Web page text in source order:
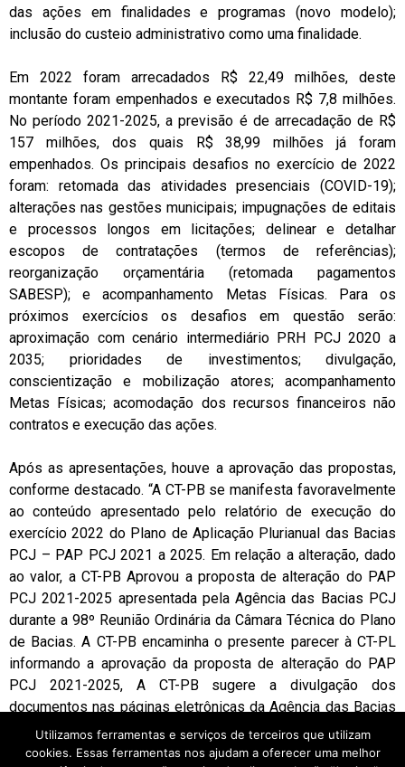
das ações em finalidades e programas (novo modelo);
inclusão do custeio administrativo como uma finalidade.
Em 2022 foram arrecadados R$ 22,49 milhões, deste
montante foram empenhados e executados R$ 7,8 milhões.
No período 2021-2025, a previsão é de arrecadação de R$
157 milhões, dos quais R$ 38,99 milhões já foram
empenhados. Os principais desafios no exercício de 2022
foram: retomada das atividades presenciais (COVID-19);
alterações nas gestões municipais; impugnações de editais
e processos longos em licitações; delinear e detalhar
escopos de contratações (termos de referências);
reorganização orçamentária (retomada pagamentos
SABESP); e acompanhamento Metas Físicas. Para os
próximos exercícios os desafios em questão serão:
aproximação com cenário intermediário PRH PCJ 2020 a
2035; prioridades de investimentos; divulgação,
conscientização e mobilização atores; acompanhamento
Metas Físicas; acomodação dos recursos financeiros não
contratos e execução das ações.
Após as apresentações, houve a aprovação das propostas,
conforme destacado. “A CT-PB se manifesta favoravelmente
ao conteúdo apresentado pelo relatório de execução do
exercício 2022 do Plano de Aplicação Plurianual das Bacias
PCJ – PAP PCJ 2021 a 2025. Em relação a alteração, dado
ao valor, a CT-PB Aprovou a proposta de alteração do PAP
PCJ 2021-2025 apresentada pela Agência das Bacias PCJ
durante a 98º Reunião Ordinária da Câmara Técnica do Plano
de Bacias. A CT-PB encaminha o presente parecer à CT-PL
informando a aprovação da proposta de alteração do PAP
PCJ 2021-2025, A CT-PB sugere a divulgação dos
documentos nas páginas eletrônicas da Agência das Bacias
PCJ e dos Comitês PCJ conforme Artº 2 da Deliberação
417/2022”. 03/03/2023 09:00 CT-PL: 88ª Reunião Ordinária
Utilizamos ferramentas e serviços de terceiros que utilizam
cookies. Essas ferramentas nos ajudam a oferecer uma melhor